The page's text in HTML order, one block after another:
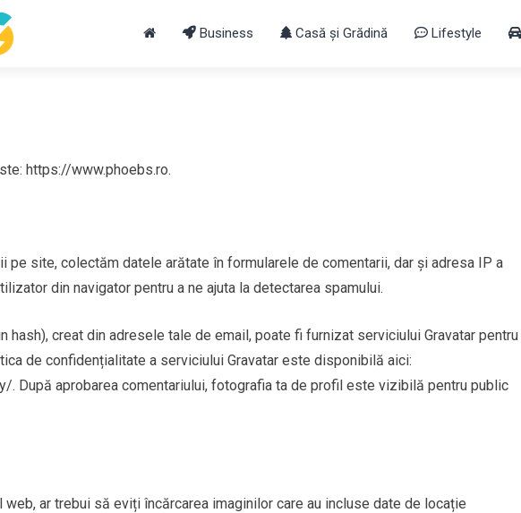
Business Casă și Grădină Lifestyle
https://www.phoebs.ro.
pe site, colectăm datele arătate în formularele de comentarii, dar și adresa IP a
din navigator pentru a ne ajuta la detectarea spamului.
hash), creat din adresele tale de email, poate fi furnizat serviciului Gravatar pentru
de confidențialitate a serviciului Gravatar este disponibilă aici:
. După aprobarea comentariului, fotografia ta de profil este vizibilă pentru public
ar trebui să eviți încărcarea imaginilor care au incluse date de locație